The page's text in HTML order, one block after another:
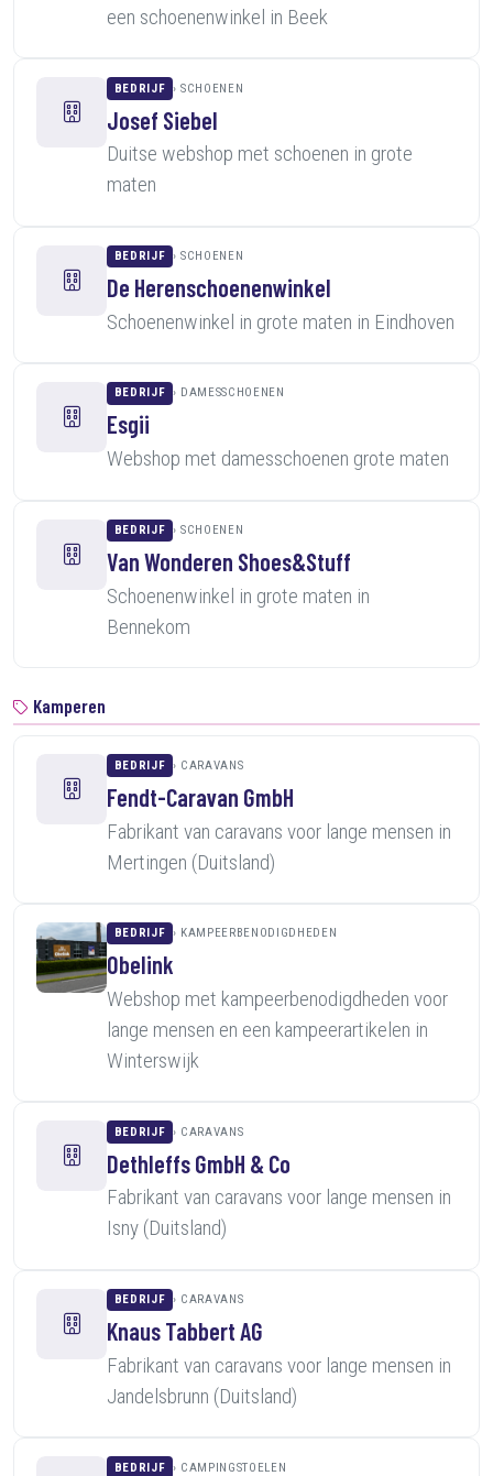
een schoenenwinkel in Beek
BEDRIJF SCHOENEN
Josef Siebel
Duitse webshop met schoenen in grote
maten
BEDRIJF SCHOENEN
De Herenschoenenwinkel
Schoenenwinkel in grote maten in Eindhoven
BEDRIJF DAMESSCHOENEN
Esgii
Webshop met damesschoenen grote maten
BEDRIJF SCHOENEN
Van Wonderen Shoes&Stuff
Schoenenwinkel in grote maten in
Bennekom
Kamperen
BEDRIJF CARAVANS
Fendt-Caravan GmbH
Fabrikant van caravans voor lange mensen in
Mertingen (Duitsland)
BEDRIJF KAMPEERBENODIGDHEDEN
Obelink
Webshop met kampeerbenodigdheden voor
lange mensen en een kampeerartikelen in
Winterswijk
BEDRIJF CARAVANS
Dethleffs GmbH & Co
Fabrikant van caravans voor lange mensen in
Isny (Duitsland)
BEDRIJF CARAVANS
Knaus Tabbert AG
Fabrikant van caravans voor lange mensen in
Jandelsbrunn (Duitsland)
BEDRIJF CAMPINGSTOELEN